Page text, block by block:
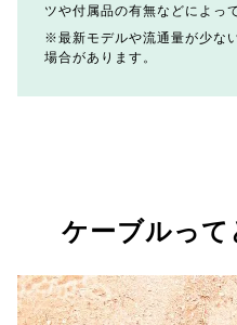
ツや付属品の有無などによっ
最新モデルや流通量が少な
場合があります。
ケーブルって